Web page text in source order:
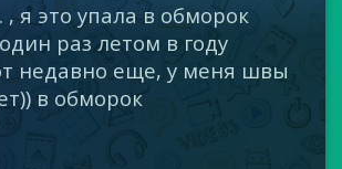
, я это упала в обморок
раз летом в году
недавно еще, у меня швы
в обморок